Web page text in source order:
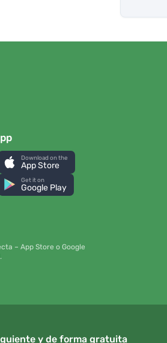
Download on the
App Store
Get it on
Google Play
– App Store o Google
y de forma gratuita